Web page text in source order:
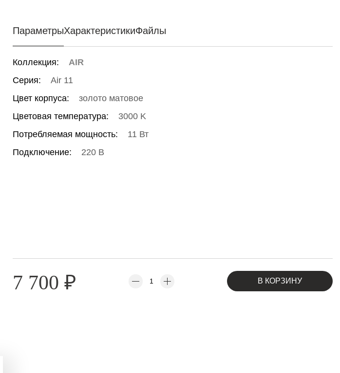
ПараметрыХарактеристикиФайлы
Коллекция:
AIR
Серия:
Air 11
Цвет корпуса:
золото матовое
Цветовая температура:
3000 K
Потребляемая мощность:
11 Вт
Подключение:
220 В
7 700 ₽ В КОРЗИНУ